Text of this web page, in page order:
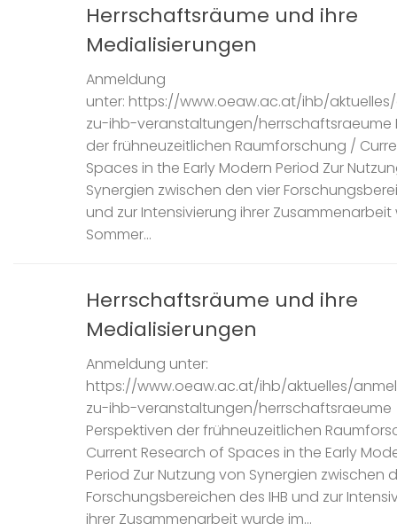
Herrschaftsräume und ihre
Medialisierungen
Anmeldung
unter: https://www.oeaw.ac.at/ihb/
zu-ihb-veranstaltungen/herrschaftsraeume
der frühneuzeitlichen Raumforschung /
Spaces in the Early Modern Period Zur
Synergien zwischen den vier
und zur Intensivierung ihrer Zusammenarbeit
Sommer...
Herrschaftsräume und ihre
Medialisierungen
Anmeldung unter:
https://www.oeaw.ac.at/ihb/aktuelles/
zu-ihb-veranstaltungen/herrschaftsraeume
Perspektiven der frühneuzeitlichen
Current Research of Spaces in the Early
Period Zur Nutzung von Synergien zwischen
Forschungsbereichen des IHB und zur
ihrer Zusammenarbeit wurde im...